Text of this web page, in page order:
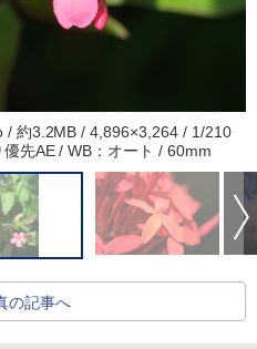
約3.2MB / 4,896×3,264 / 1/210
先AE / WB：オート / 60mm
の記事へ